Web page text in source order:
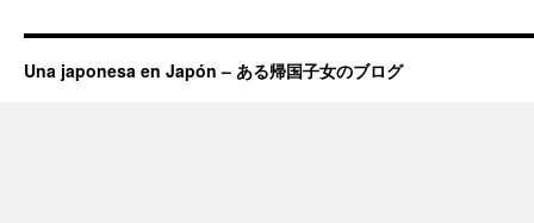
Una japonesa en Japón – ある帰国子女のブログ